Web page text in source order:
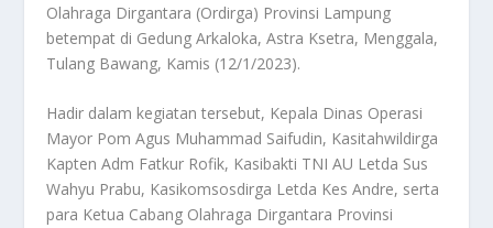
Olahraga Dirgantara (Ordirga) Provinsi Lampung
betempat di Gedung Arkaloka, Astra Ksetra, Menggala,
Tulang Bawang, Kamis (12/1/2023).
Hadir dalam kegiatan tersebut, Kepala Dinas Operasi
Mayor Pom Agus Muhammad Saifudin, Kasitahwildirga
Kapten Adm Fatkur Rofik, Kasibakti TNI AU Letda Sus
Wahyu Prabu, Kasikomsosdirga Letda Kes Andre, serta
para Ketua Cabang Olahraga Dirgantara Provinsi